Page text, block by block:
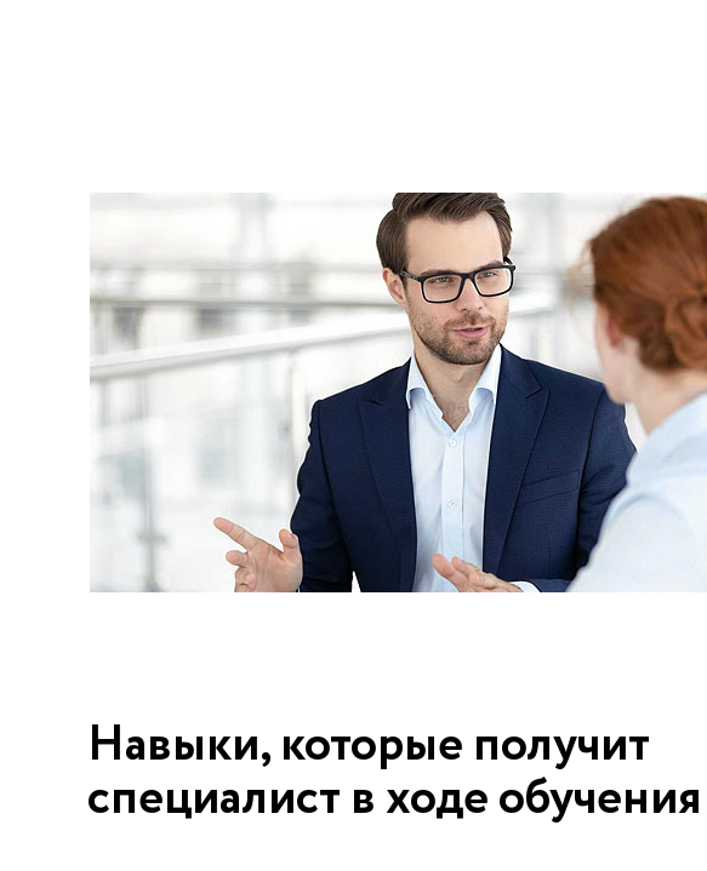
Навыки, которые получит
специалист в ходе обучения